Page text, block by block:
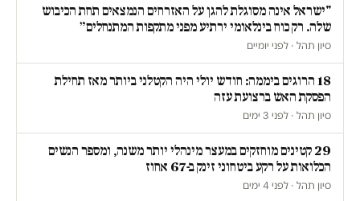
"ישראל אינה מסוגלת להגן על האזרחים הנמצאים תחת הכיבוש
שלה. רק כוח בינלאומי ירתיע מפני מתקפות המתנחלים״
סיון תהל · לפני יומיים
18 הרוגים ביממה: חודש יולי היה הקטלני ביותר מאז תחילת
הפסקת האש ברצועת עזה
סיון תהל · לפני 3 ימים
29 קטינים מוחזקים במעצר מינהלי יותר משנה, ומספר הנשים
הכלואות על רקע ביטחוני זינק ב-67 אחוז
סיון תהל · לפני 4 ימים